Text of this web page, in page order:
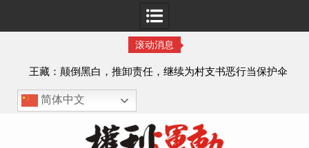
滚动消息
获刑8年的安徽省合肥市法轮功学员、软件工程师唐志飞的
案情及简历
简体中文